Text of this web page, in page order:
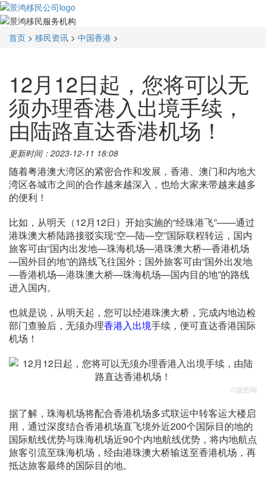
首页 > 移民资讯 > 中国香港 >
12月12日起，您将可以无
须办理香港入出境手续，
由陆路直达香港机场！
更新时间：2023-12-11 18:08
随着粤港澳大湾区的紧密合作和发展，香港、澳门和内地大
湾区各城市之间的合作越来越深入，也给大家来带越来越多
的便利！
比如，从明天（12月12日）开始实施的“经珠港飞”——通过
港珠澳大桥陆路接驳实现“空—陆—空”国际联程转运，国内
旅客可由“国内出发地—珠海机场—港珠澳大桥—香港机场
—国外目的地”的路线飞往国外；国外旅客可由“国外出发地
—香港机场—港珠澳大桥—珠海机场—国内目的地”的路线
进入国内。
也就是说，从明天起，您可以经港珠澳大桥，完成内地边检
部门查验后，无须办理香港入出境手续，便可直达香港国际
机场！
©摄图网
据了解，珠海机场将配合香港机场多式联运中转客运大楼启
用，通过深度结合香港机场直飞境外近200个国际目的地的
国际航线优势与珠海机场近90个内地航线优势，将内地航点
旅客引流至珠海机场，经由港珠澳大桥输送至香港机场，再
抵达旅客最终的国际目的地。